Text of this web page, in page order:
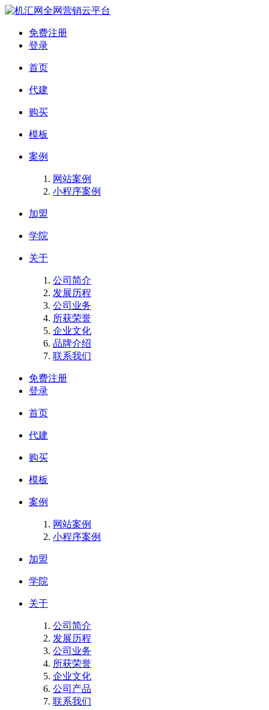
全网营销云平台
免费注册
登录
首页
代建
购买
模板
案例
网站案例
小程序案例
加盟
学院
关于
公司简介
发展历程
公司业务
所获荣誉
企业文化
品牌介绍
联系我们
免费注册
登录
首页
代建
购买
模板
案例
网站案例
小程序案例
加盟
学院
关于
公司简介
发展历程
公司业务
所获荣誉
企业文化
公司产品
联系我们